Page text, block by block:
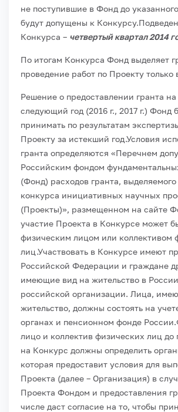
не поступившие в Фонд до
будут допущены к Конкурсу.
Конкурса – четвертый квартал 2014
По итогам Конкурса Фонд выделяет
проведение работ по Проекту только
Решение о предоставлении гранта
следующий год (2016 г., 2017 г.) Фонд
принимать по результатам
Проекту за истекший год.Условия
гранта определяются «Перечнем
Российским фондом
(Фонд) расходов гранта,
конкурса инициативных научных
(Проекты)», размещенном на сайте
участие Проекта в Конкурсе может
физическим лицом или коллективом
лиц.Участвовать в Конкурсе имеют
Российской Федерации и граждане
имеющие вид на жительство в
российской организации. Лица,
жительство, должны состоять на
органах и пенсионном фонде России.
лицо и коллектив физических лиц до
на Конкурс должны определить
которая предоставит условия для
Проекта (далее – Организация) в
Проекта Фондом и предоставления
числе даст согласие на то, чтобы